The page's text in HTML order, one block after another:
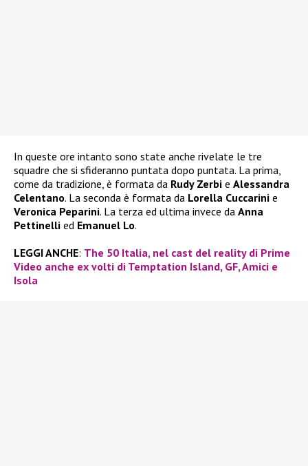
In queste ore intanto sono state anche rivelate le tre
squadre che si sfideranno puntata dopo puntata. La prima,
come da tradizione, è formata da Rudy Zerbi e Alessandra
Celentano. La seconda è formata da Lorella Cuccarini e
Veronica Peparini. La terza ed ultima invece da Anna
Pettinelli ed Emanuel Lo.
LEGGI ANCHE: The 50 Italia, nel cast del reality di Prime
Video anche ex volti di Temptation Island, GF, Amici e
Isola